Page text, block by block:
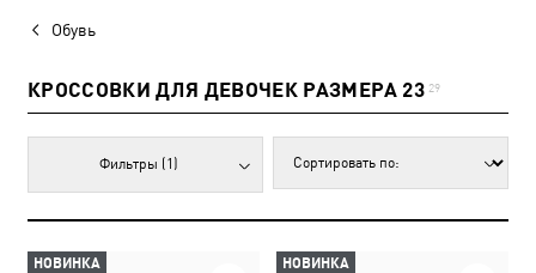
Обувь
КРОССОВКИ ДЛЯ ДЕВОЧЕК РАЗМЕРА 23 29
Фильтры (1)
НОВИНКА НОВИНКА